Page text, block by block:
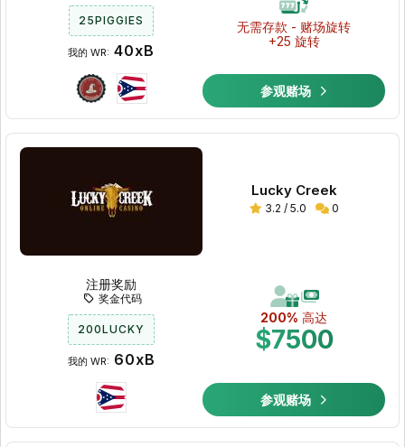
无需存款 - 赌场旋转
+25 旋转
25PIGGIES
我的 WR: 40xB
参观赌场
Lucky Creek
3.2 / 5.0 0
200% 高达
$7500
注册奖励
奖金代码
200LUCKY
我的 WR: 60xB
参观赌场